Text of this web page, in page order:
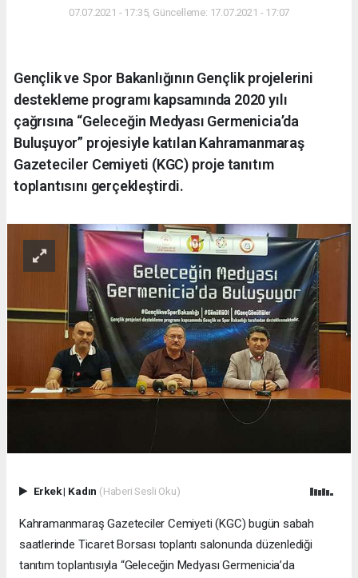
07.07.2021 - 17:35, Güncelleme: 17.07.2021 - 17:07
Gençlik ve Spor Bakanlığının Gençlik projelerini
destekleme programı kapsamında 2020 yılı
çağrısına “Geleceğin Medyası Germenicia’da
Buluşuyor” projesiyle katılan Kahramanmaraş
Gazeteciler Cemiyeti (KGC) proje tanıtım
toplantısını gerçekleştirdi.
Erkek| Kadın (Haberi Sesli Oku)
Kahramanmaraş Gazeteciler Cemiyeti (KGC) bugün sabah
saatlerinde Ticaret Borsası toplantı salonunda düzenlediği
tanıtım toplantısıyla “Geleceğin Medyası Germenicia’da